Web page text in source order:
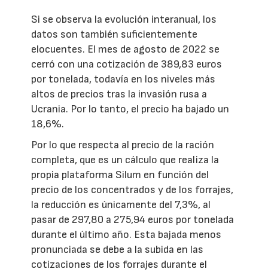
Si se observa la evolución interanual, los
datos son también suficientemente
elocuentes. El mes de agosto de 2022 se
cerró con una cotización de 389,83 euros
por tonelada, todavía en los niveles más
altos de precios tras la invasión rusa a
Ucrania. Por lo tanto, el precio ha bajado un
18,6%.
Por lo que respecta al precio de la ración
completa, que es un cálculo que realiza la
propia plataforma Silum en función del
precio de los concentrados y de los forrajes,
la reducción es únicamente del 7,3%, al
pasar de 297,80 a 275,94 euros por tonelada
durante el último año. Esta bajada menos
pronunciada se debe a la subida en las
cotizaciones de los forrajes durante el